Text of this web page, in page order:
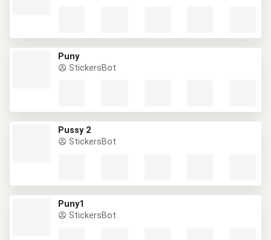
Puny
StickersBot
Pussy 2
StickersBot
Puny1
StickersBot